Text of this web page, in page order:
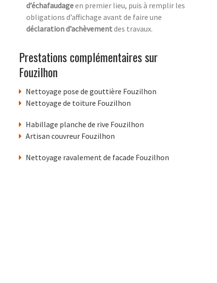
d’échafaudageen premier lieu, puis à remplir les
obligations d’affichage avant de faire une
déclaration d’achèvementdes travaux.
Prestations complémentaires sur
Fouzilhon
Nettoyage pose de gouttière Fouzilhon
Nettoyage de toiture Fouzilhon
Habillage planche de rive Fouzilhon
Artisan couvreur Fouzilhon
Nettoyage ravalement de facade Fouzilhon